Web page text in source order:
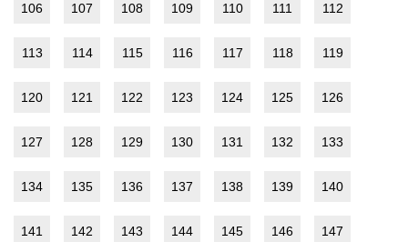
106 107 108 109 110 111 112
113 114 115 116 117 118 119
120 121 122 123 124 125 126
127 128 129 130 131 132 133
134 135 136 137 138 139 140
141 142 143 144 145 146 147